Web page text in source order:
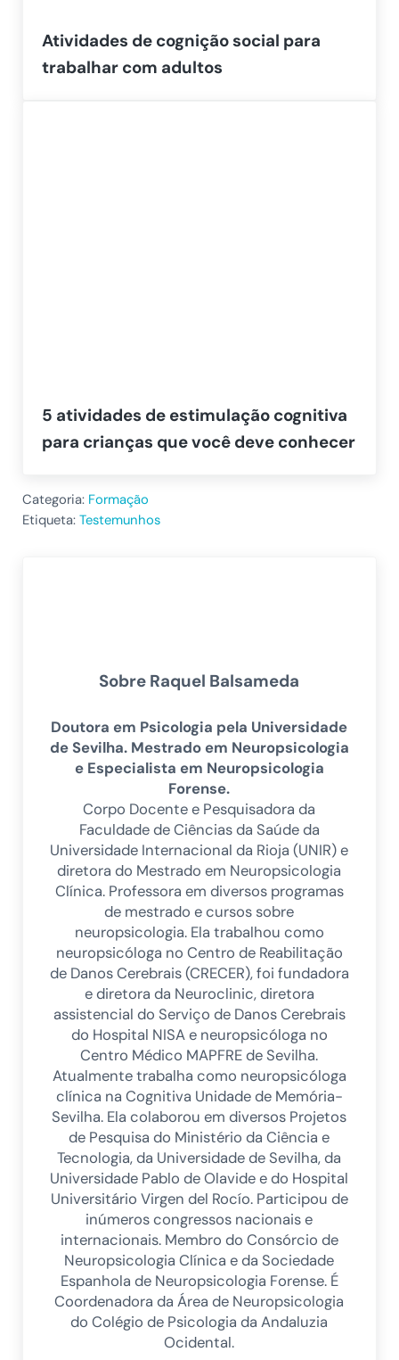
Atividades de cognição social para
trabalhar com adultos
5 atividades de estimulação cognitiva
para crianças que você deve conhecer
Categoria: Formação
Etiqueta: Testemunhos
Sobre Raquel Balsameda
Doutora em Psicologia pela Universidade
de Sevilha.Mestrado em Neuropsicologia
e Especialista em Neuropsicologia
Forense.
Corpo Docente e Pesquisadora da
Faculdade de Ciências da Saúde da
Universidade Internacional da Rioja (UNIR) e
diretora do Mestrado em Neuropsicologia
Clínica. Professora em diversos programas
de mestrado e cursos sobre
neuropsicologia. Ela trabalhou como
neuropsicóloga no Centro de Reabilitação
de Danos Cerebrais (CRECER), foi fundadora
e diretora da Neuroclinic, diretora
assistencial do Serviço de Danos Cerebrais
do Hospital NISA e neuropsicóloga no
Centro Médico MAPFRE de Sevilha.
Atualmente trabalha como neuropsicóloga
clínica na Cognitiva Unidade de Memória-
Sevilha. Ela colaborou em diversos Projetos
de Pesquisa do Ministério da Ciência e
Tecnologia, da Universidade de Sevilha, da
Universidade Pablo de Olavide e do Hospital
Universitário Virgen del Rocío. Participou de
inúmeros congressos nacionais e
internacionais. Membro do Consórcio de
Neuropsicologia Clínica e da Sociedade
Espanhola de Neuropsicologia Forense. É
Coordenadora da Área de Neuropsicologia
do Colégio de Psicologia da Andaluzia
Ocidental.